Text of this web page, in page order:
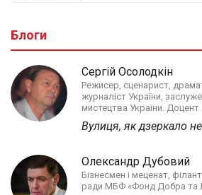
Блоги
Сергій Осолодкін
Режисер, сценарист,
журналіст України,
мистецтва України. Доцент.
Вулиця, як дзеркало
Олександр Дубовий
Бізнесмен і меценат,
ради МБФ «Фонд Добра та